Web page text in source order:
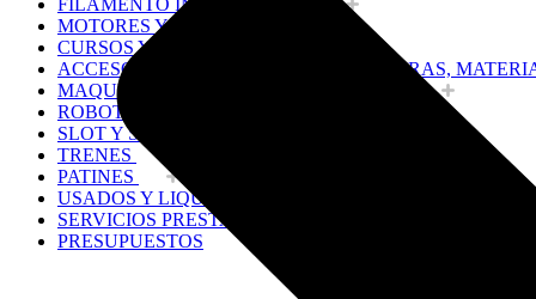
FILAMENTO IMPRESORA 3D
MOTORES Y ACCESORIOS
CURSOS Y TALLERES
ACCESORIOS, HERRAMIENTAS, PINTURAS,
MAQUETAS ESTÁTICAS Y COLECCIÓN
ROBOTICA Y GADGETS ELECTRÓNICOS
SLOT Y SCALEXTRIC
TRENES
PATINES
USADOS Y LIQUIDACION
SERVICIOS PRESTADOS
PRESUPUESTOS